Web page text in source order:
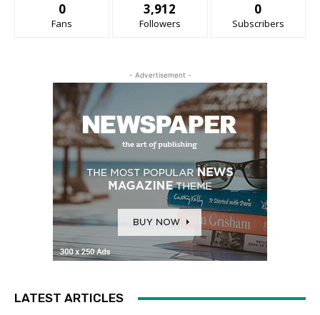
0
Fans
3,912
Followers
0
Subscribers
- Advertisement -
LATEST ARTICLES